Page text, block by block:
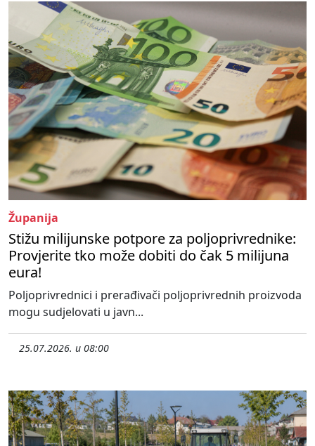
Županija
Stižu milijunske potpore za poljoprivrednike:
Provjerite tko može dobiti do čak 5 milijuna
eura!
Poljoprivrednici i prerađivači poljoprivrednih proizvoda
mogu sudjelovati u javn...
25.07.2026. u 08:00